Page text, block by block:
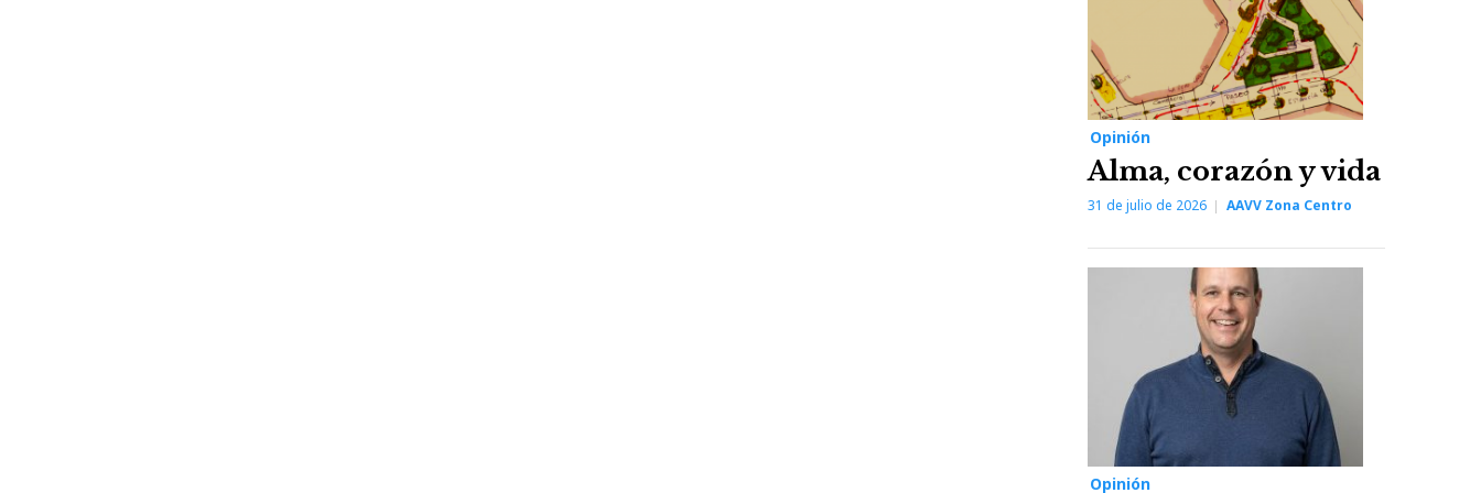
Opinión
Alma, corazón y vida
31 de julio de 2026 AAVV Zona Centro
Opinión